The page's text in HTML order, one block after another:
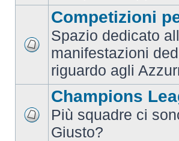
Competizioni
Spazio dedicato
manifestazioni
riguardo agli
Champions
Più squadre ci
Giusto?